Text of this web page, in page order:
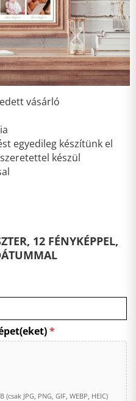
vásárló
egyedileg készítünk el
készül
12 FÉNYKÉPPEL,
*
JPG, PNG, GIF, WEBP, HEIC)